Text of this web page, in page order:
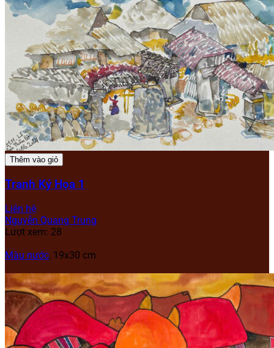
Thêm vào giỏ
Tranh Ký Họa 1
Liên hệ
Nguyễn Quang Trung
Lượt xem: 28
Màu nước, 19x30 cm